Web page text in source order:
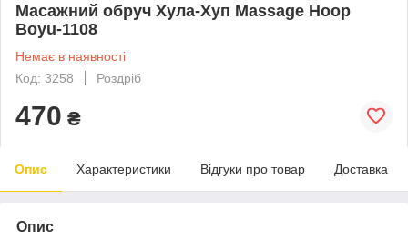
Масажний обруч Хула-Хуп Massage Hoop
Boyu-1108
Немає в наявності
Код: 3258
Роздріб
470 ₴
Опис Характеристики Відгуки про товар Доставка
Опис